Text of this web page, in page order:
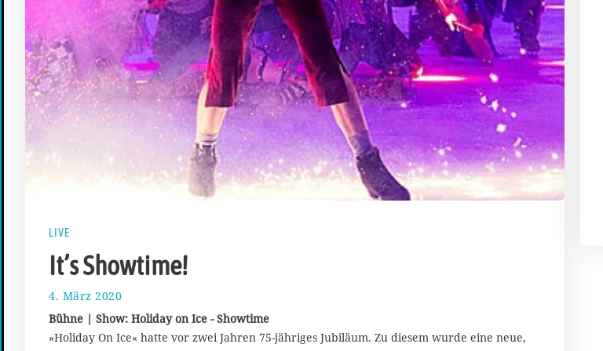
LIVE
It’s Showtime!
4. März 2020
.
M
Bühne | Show: Holiday on Ice - Showtime
»Holiday On Ice« hatte vor zwei Jahren 75-jähriges Jubiläum. Zu diesem wurde eine neue,